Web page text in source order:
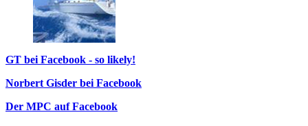
GT bei Facebook - so likely!
Norbert Gisder bei Facebook
Der MPC auf Facebook